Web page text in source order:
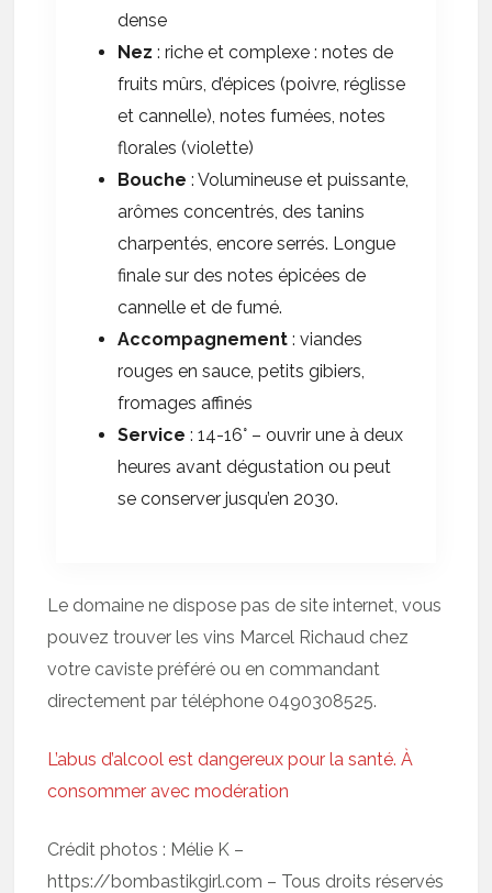
dense
Nez : riche et complexe : notes de
fruits mûrs, d’épices (poivre, réglisse
et cannelle), notes fumées, notes
florales (violette)
Bouche : Volumineuse et puissante,
arômes concentrés, des tanins
charpentés, encore serrés. Longue
finale sur des notes épicées de
cannelle et de fumé.
Accompagnement : viandes
rouges en sauce, petits gibiers,
fromages affinés
Service : 14-16° – ouvrir une à deux
heures avant dégustation ou peut
se conserver jusqu’en 2030.
Le domaine ne dispose pas de site internet, vous
pouvez trouver les vins Marcel Richaud chez
votre caviste préféré ou en commandant
directement par téléphone 0490308525.
L’abus d’alcool est dangereux pour la santé. À
consommer avec modération
Crédit photos : Mélie K –
https://bombastikgirl.com – Tous droits réservés